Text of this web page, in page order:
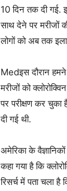
10 दिन तक दी गई.
साथ देने पर मरीजों
लोगों को अब तक
Medइस दौरान हमने
मरीजों को
पर परीक्षण कर
दी गई थी.
अमेरिका के
कहा गया है कि
रिसर्च में पता चला है